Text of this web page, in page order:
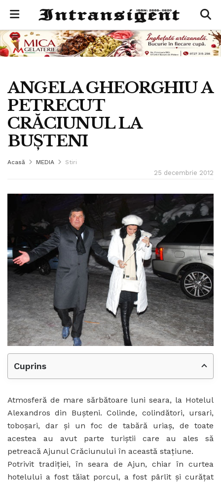
ANGELA GHEORGHIU A
PETRECUT
CRĂCIUNUL LA
BUȘTENI
Acasă MEDIA Stiri
25 decembrie 2012
Cuprins
Atmosferă de mare sărbătoare luni seara, la Hotelul
Alexandros din Bușteni. Colinde, colindători, ursari,
toboșari, dar și un foc de tabără uriaș, de toate
acestea au avut parte turiștii care au ales să
petreacă Ajunul Crăciunului în această stațiune.
Potrivit tradiției, în seara de Ajun, chiar în curtea
hotelului a fost tăiat porcul, a fost pârlit și curățat